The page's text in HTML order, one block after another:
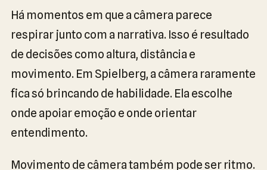
Há momentos em que a câmera parece
respirar junto com a narrativa. Isso é resultado
de decisões como altura, distância e
movimento. Em Spielberg, a câmera raramente
fica só brincando de habilidade. Ela escolhe
onde apoiar emoção e onde orientar
entendimento.
Movimento de câmera também pode ser ritmo.